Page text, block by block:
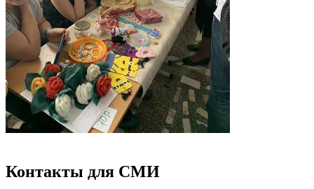
Контакты для СМИ